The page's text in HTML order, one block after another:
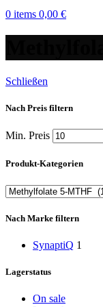
0 items 0,00 €
Schließen
Nach Preis filtern
Min. Preis
Produkt-Kategorien
Nach Marke filtern
SynaptiQ 1
Lagerstatus
On sale